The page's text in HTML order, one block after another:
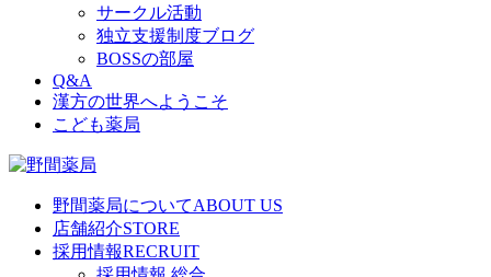
サークル活動
独立支援制度ブログ
BOSSの部屋
Q&A
漢方の世界へようこそ
こども薬局
野間薬局についてABOUT US
店舗紹介STORE
採用情報RECRUIT